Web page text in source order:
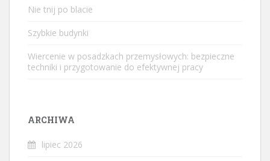
Nie tnij po blacie
Szybkie budynki
Wiercenie w posadzkach przemysłowych: bezpieczne
techniki i przygotowanie do efektywnej pracy
ARCHIWA
lipiec 2026